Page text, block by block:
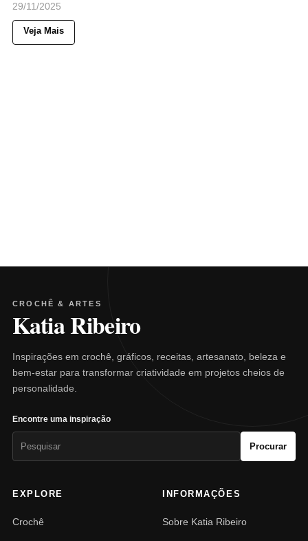
29/11/2025
Veja Mais
CROCHÊ & ARTES
Katia Ribeiro
Inspirações em crochê, gráficos, receitas, artesanato, beleza e
bem-estar para transformar criatividade em projetos cheios de
personalidade.
Encontre uma inspiração
Procurar
EXPLORE
Crochê
INFORMAÇÕES
Sobre Katia Ribeiro